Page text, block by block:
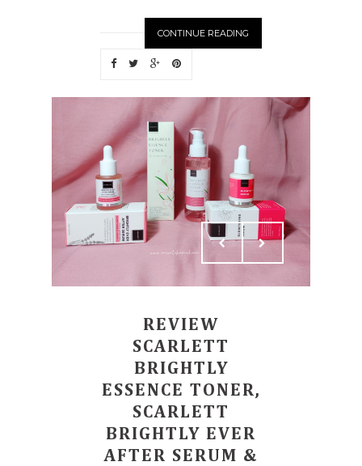
CONTINUE READING
REVIEW
SCARLETT
BRIGHTLY
ESSENCE TONER,
SCARLETT
BRIGHTLY EVER
AFTER SERUM &